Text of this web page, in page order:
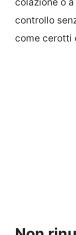
controllo
come cerotti